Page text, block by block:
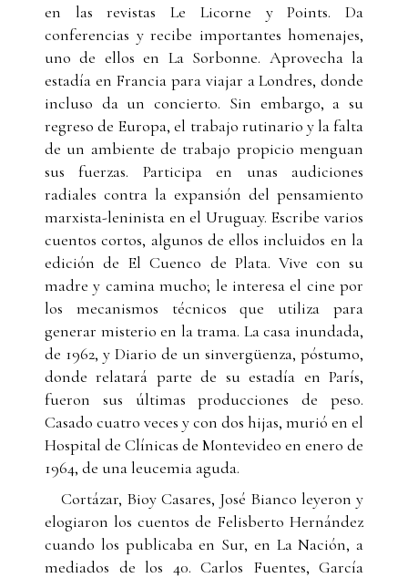
en las revistas Le Licorne y Points. Da
conferencias y recibe importantes homenajes,
uno de ellos en La Sorbonne. Aprovecha la
estadía en Francia para viajar a Londres, donde
incluso da un concierto. Sin embargo, a su
regreso de Europa, el trabajo rutinario y la falta
de un ambiente de trabajo propicio menguan
sus fuerzas. Participa en unas audiciones
radiales contra la expansión del pensamiento
marxista-leninista en el Uruguay. Escribe varios
cuentos cortos, algunos de ellos incluidos en la
edición de El Cuenco de Plata. Vive con su
madre y camina mucho; le interesa el cine por
los mecanismos técnicos que utiliza para
generar misterio en la trama. La casa inundada,
de 1962, y Diario de un sinvergüenza, póstumo,
donde relatará parte de su estadía en París,
fueron sus últimas producciones de peso.
Casado cuatro veces y con dos hijas, murió en el
Hospital de Clínicas de Montevideo en enero de
1964, de una leucemia aguda.
Cortázar, Bioy Casares, José Bianco leyeron y
elogiaron los cuentos de Felisberto Hernández
cuando los publicaba en Sur, en La Nación, a
mediados de los 40. Carlos Fuentes, García